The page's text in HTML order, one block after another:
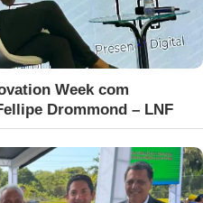
Week com
Drommond – LNF